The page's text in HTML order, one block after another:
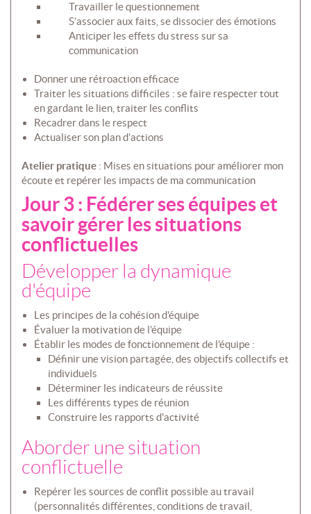
Travailler le questionnement
S’associer aux faits, se dissocier des émotions
Anticiper les effets du stress sur sa
communication
Donner une rétroaction efficace
Traiter les situations difficiles : se faire respecter tout
en gardant le lien, traiter les conflits
Recadrer dans le respect
Actualiser son plan d’actions
Atelier pratique : Mises en situations pour améliorer mon
écoute et repérer les impacts de ma communication
Jour 3 : Fédérer ses équipes et
savoir gérer les situations
conflictuelles
Développer la dynamique
d'équipe
Les principes de la cohésion d'équipe
Évaluer la motivation de l’équipe
Établir les modes de fonctionnement de l'équipe :
Définir une vision partagée, des objectifs collectifs et
individuels
Déterminer les indicateurs de réussite
Les différents types de réunion
Construire les rapports d'activité
Aborder une situation
conflictuelle
Repérer les sources de conflit possible au travail
(personnalités différentes, conditions de travail,